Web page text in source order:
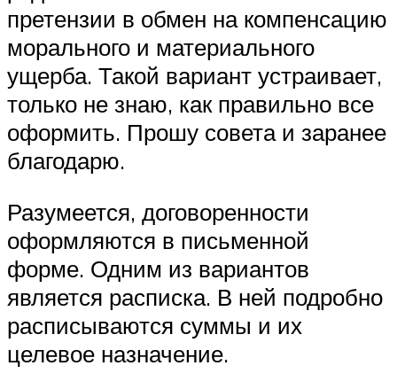
претензии в обмен на компенсацию
морального и материального
ущерба. Такой вариант устраивает,
только не знаю, как правильно все
оформить. Прошу совета и заранее
благодарю.
Разумеется, договоренности
оформляются в письменной
форме. Одним из вариантов
является расписка. В ней подробно
расписываются суммы и их
целевое назначение.